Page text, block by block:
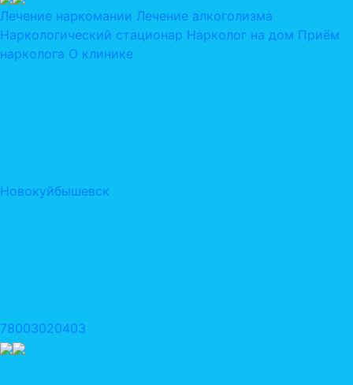
Лечение наркомании Лечение алкоголизма
Наркологический стационар Нарколог на дом Приём
нарколога О клинике
Новокуйбышевск
78003020403